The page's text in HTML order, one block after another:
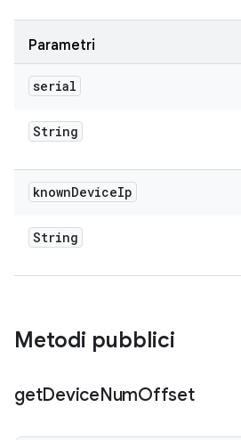
Parametri
serial
String
knownDeviceIp
String
Metodi pubblici
getDeviceNumOffset